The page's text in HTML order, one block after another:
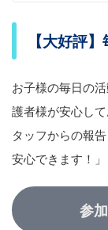
【大好評
お子様の毎日の
護者様が安心し
タッフからの報
安心できます！
参